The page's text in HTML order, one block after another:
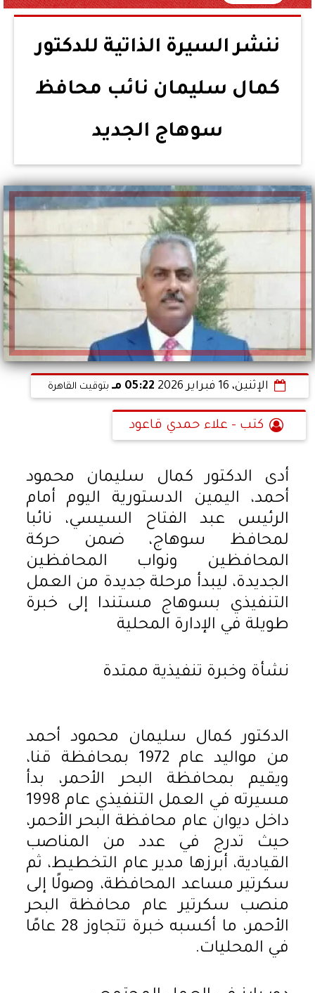
ننشر السيرة الذاتية للدكتور
كمال سليمان نائب محافظ
سوهاج الجديد
الإثنين، 16 فبراير 2026 05:22 مـ بتوقيت القاهرة
كتب - علاء حمدي قاعود
أدى الدكتور كمال سليمان محمود
أحمد، اليمين الدستورية اليوم أمام
الرئيس عبد الفتاح السيسي، نائبا
لمحافظ سوهاج، ضمن حركة
المحافظين ونواب المحافظين
الجديدة، ليبدأ مرحلة جديدة من العمل
التنفيذي بسوهاج مستندا إلى خبرة
طويلة في الإدارة المحلية
نشأة وخبرة تنفيذية ممتدة
الدكتور كمال سليمان محمود أحمد
من مواليد عام 1972 بمحافظة قنا،
ويقيم بمحافظة البحر الأحمر، بدأ
مسيرته في العمل التنفيذي عام 1998
داخل ديوان عام محافظة البحر الأحمر،
حيث تدرج في عدد من المناصب
القيادية، أبرزها مدير عام التخطيط، ثم
سكرتير مساعد المحافظة، وصولًا إلى
منصب سكرتير عام محافظة البحر
الأحمر، ما أكسبه خبرة تتجاوز 28 عامًا
في المحليات.